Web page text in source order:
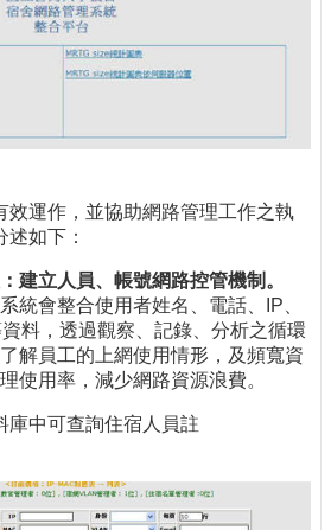
效運作，並協助網路管理工作之執
如下：
建立人員、帳號網路控管機制。
統會整合使用者姓名、電話、IP、
料，透過觀察、記錄、分析之循環
解員工的上網使用情形，及頻寬資
使用率，減少網路資源浪費。
庫中可查詢住宿人員註